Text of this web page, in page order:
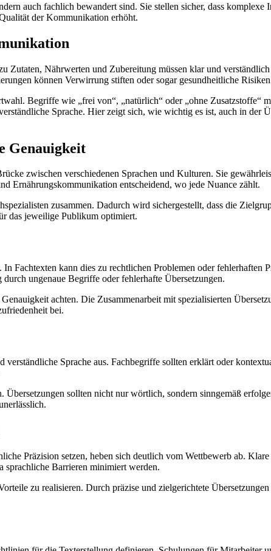
auch fachlich bewandert sind. Sie stellen sicher, dass komplexe
der Kommunikation erhöht.
Nährwerten und Zubereitung müssen klar und
können Verwirrung stiften oder sogar gesundheitliche
Begriffe wie „frei von“, „natürlich“ oder „ohne Zusatzstoffe“
Sprache. Hier zeigt sich, wie wichtig es ist, auch in der
Genauigkeit
zwischen verschiedenen Sprachen und Kulturen. Sie
Ernährungskommunikation entscheidend, wo jede Nuance zählt.
zusammen. Dadurch wird sichergestellt, dass die
das jeweilige Publikum optimiert.
Fachtexten kann dies zu rechtlichen Problemen oder
ungenaue Begriffe oder fehlerhafte Übersetzungen.
achten. Die Zusammenarbeit mit spezialisierten
bei.
Sprache aus. Fachbegriffe sollten erklärt oder
sollten nicht nur wörtlich, sondern sinngemäß
Präzision setzen, heben sich deutlich vom Wettbewerb ab.
sprachliche Barrieren minimiert werden.
zu realisieren. Durch präzise und zielgerichtete